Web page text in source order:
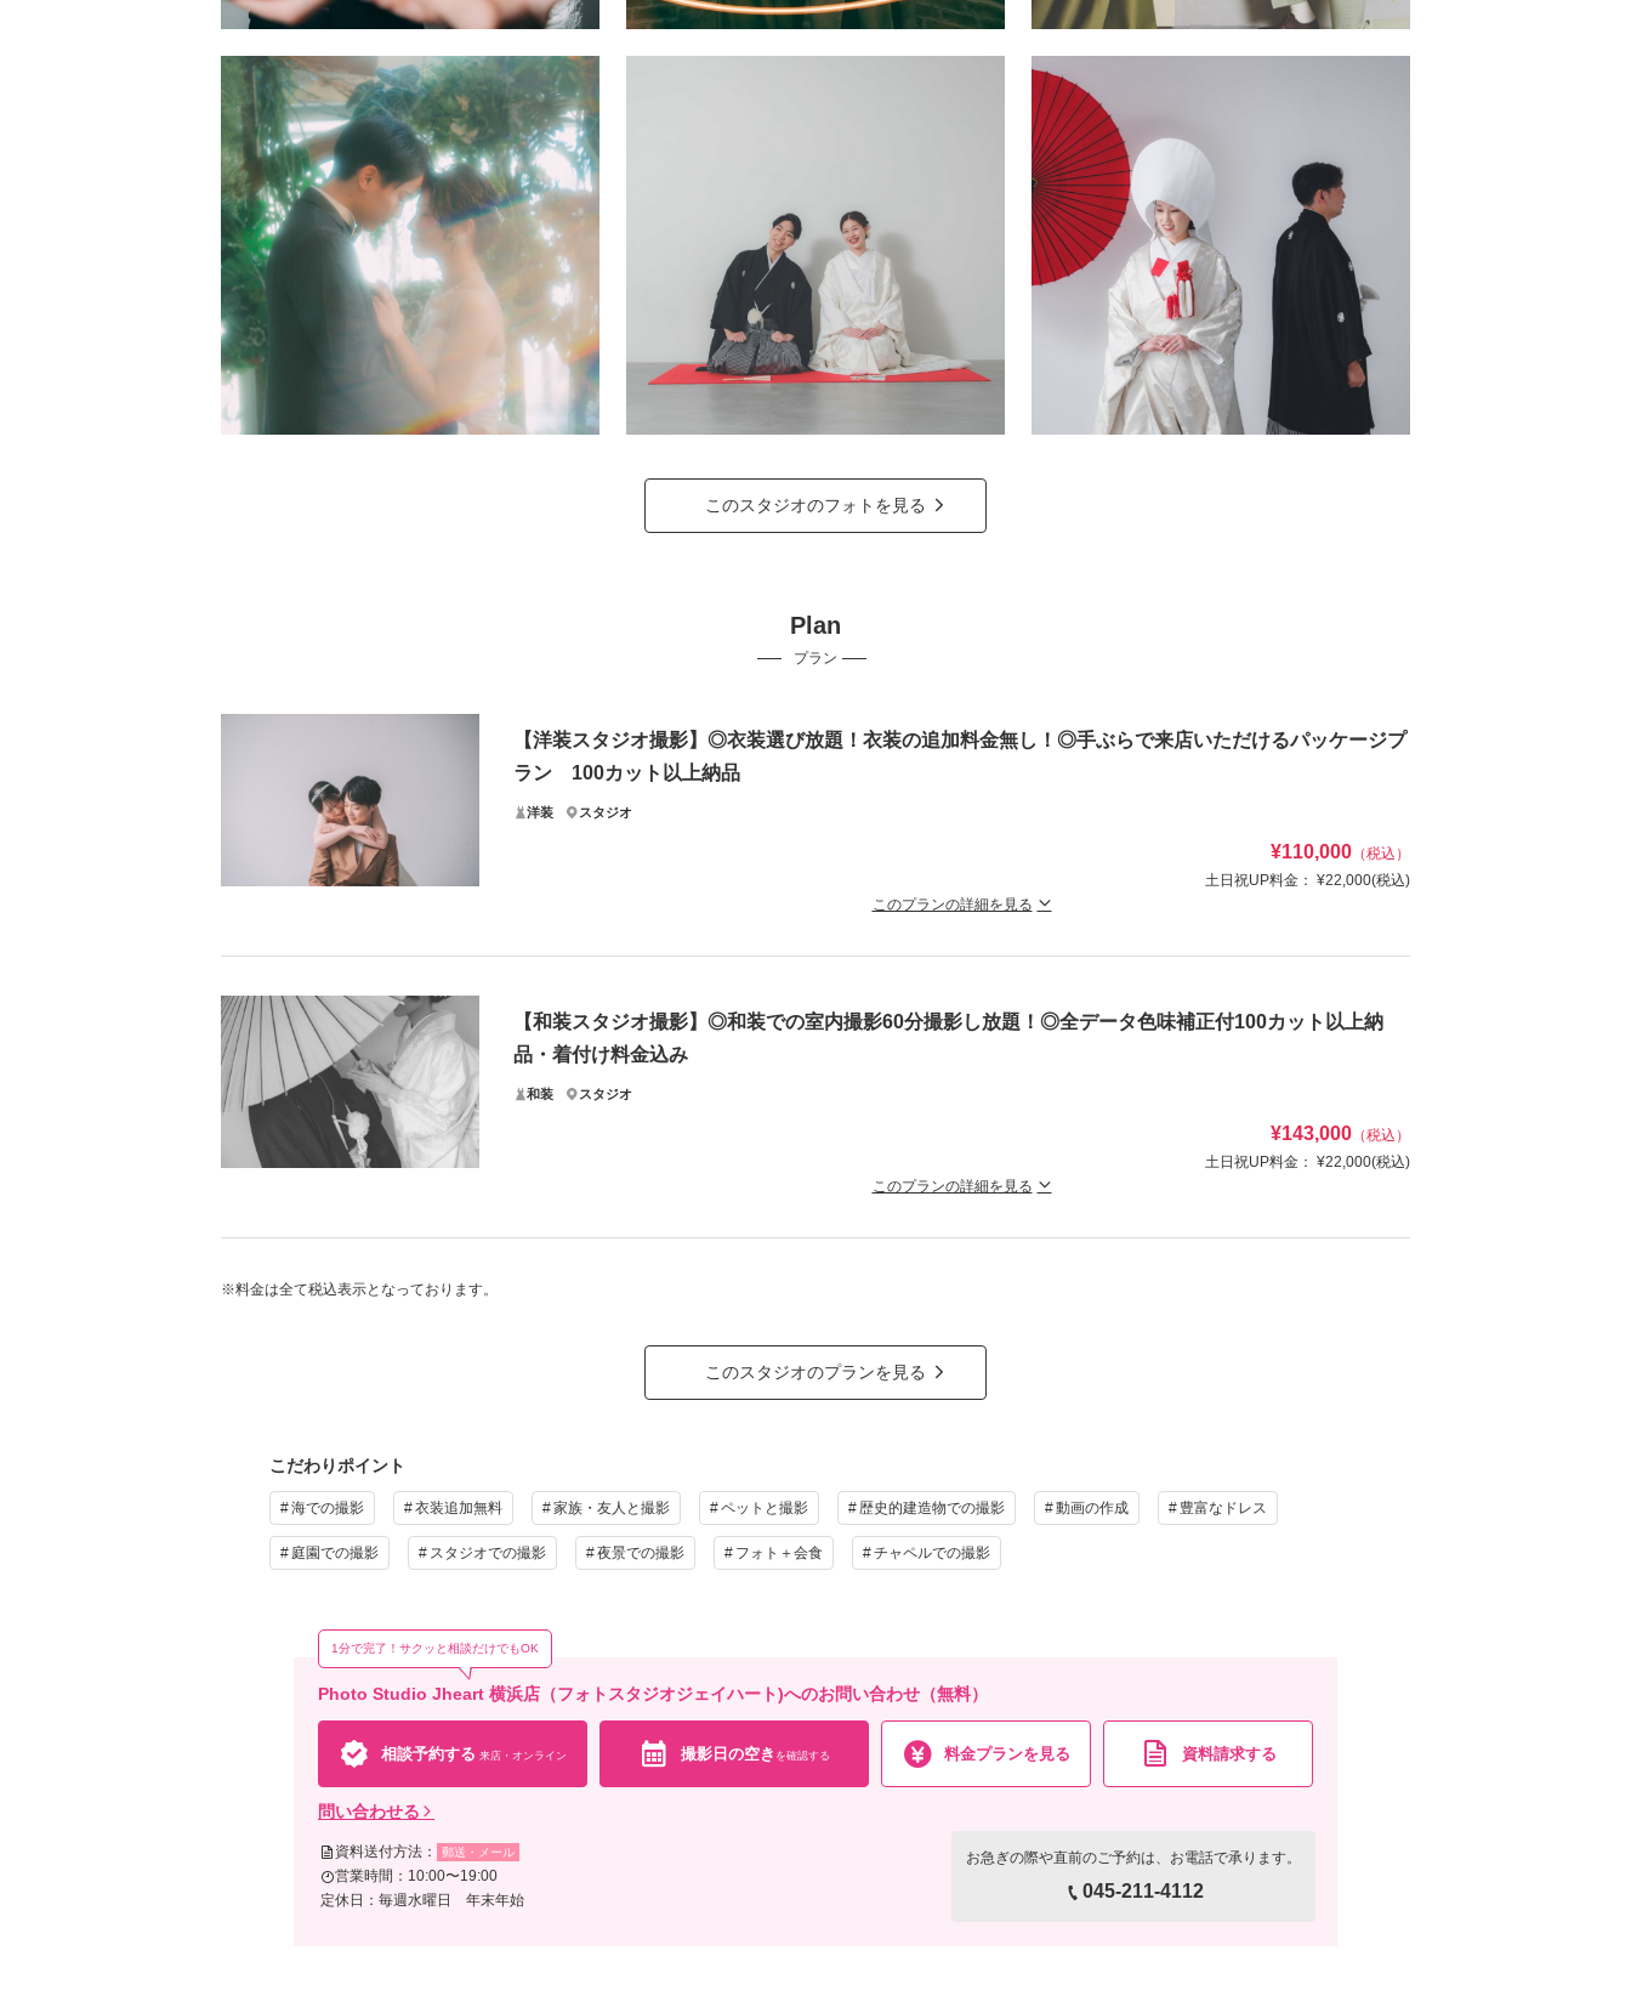
このスタジオのフォトを見る
Plan
プラン
【洋装スタジオ撮影】◎衣装選び放題！衣装の追加料金無し！◎手ぶらで来店いただけるパッケージプ
ラン 100カット以上納品
洋装 スタジオ
¥110,000 （税込）
土日祝UP料金： ¥22,000(税込)
このプランの詳細を見る
～衣装のグレードアップ料金無料～ ◎必要な物がすべて含まれているパッケージプラン◎シンプルなスタジオで晴
プラン内容
【衣装】
ドレス1着+タキシード1着
【データ数】
アルバム データ 100カット
家族と撮影
【和装スタジオ撮影】◎和装での室内撮影60分撮影し放題！◎全データ色味補正付100カット以上納
品・着付け料金込み
和装 スタジオ
¥143,000 （税込）
土日祝UP料金： ¥22,000(税込)
このプランの詳細を見る
スタジオセットでの追加料金はなし!!雰囲気が違うお写真が残せます。
会食 挙式 家族と撮影 家族用衣装レンタル ペットと撮影
相談予約する
来店・オンライン 撮影日の空き
※料金は全て税込表示となっております。
このスタジオのプランを見る
こだわりポイント
海での撮影 衣装追加無料 家族・友人と撮影 ペットと撮影 歴史的建造物での撮影 動画の作成 豊富なドレス
庭園での撮影 スタジオでの撮影 夜景での撮影 フォト＋会食 チャペルでの撮影
Photo Studio Jheart 横浜店（フォトスタジオジェイハート)へのお問い合わせ（無料）
1分で完了！サクッと相談だけでもOK
相談予約する 来店・オンライン 撮影日の空き を確認する 料金プランを見る 資料請求する
問い合わせる
資料送付方法： 郵送・メール
営業時間：10:00〜19:00
定休日：毎週水曜日 年末年始
お急ぎの際や直前のご予約は、お電話で承ります。
045-211-4112